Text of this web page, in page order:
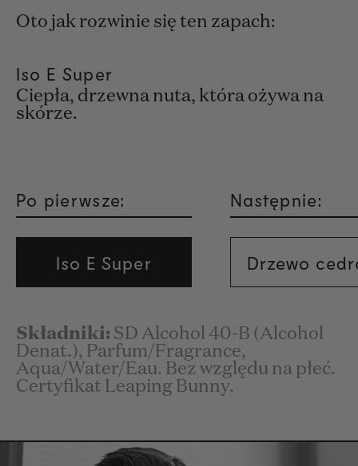
Oto jak rozwinie się ten zapach:
Iso E Super
Ciepła, drzewna nuta, która ożywa na
skórze.
Po pierwsze:
Iso E Super
Następnie:
Drzewo
Składniki: SD Alcohol 40-B (Alcohol
Denat.), Parfum/Fragrance,
Aqua/Water/Eau. Bez względu na płeć.
Certyfikat Leaping Bunny.